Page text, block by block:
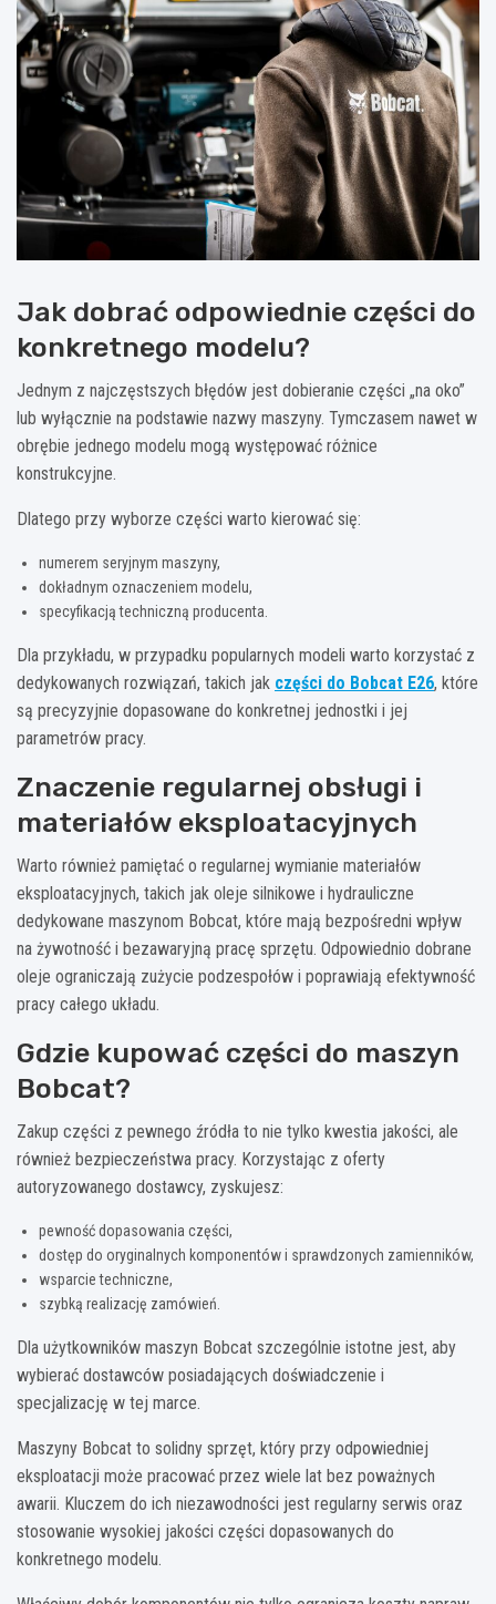
Jak dobrać odpowiednie części do
konkretnego modelu?
Jednym z najczęstszych błędów jest dobieranie części „na oko”
lub wyłącznie na podstawie nazwy maszyny. Tymczasem nawet w
obrębie jednego modelu mogą występować różnice
konstrukcyjne.
Dlatego przy wyborze części warto kierować się:
numerem seryjnym maszyny,
dokładnym oznaczeniem modelu,
specyfikacją techniczną producenta.
Dla przykładu, w przypadku popularnych modeli warto korzystać z
dedykowanych rozwiązań, takich jak części do Bobcat E26, które
są precyzyjnie dopasowane do konkretnej jednostki i jej
parametrów pracy.
Znaczenie regularnej obsługi i
materiałów eksploatacyjnych
Warto również pamiętać o regularnej wymianie materiałów
eksploatacyjnych, takich jak oleje silnikowe i hydrauliczne
dedykowane maszynom Bobcat, które mają bezpośredni wpływ
na żywotność i bezawaryjną pracę sprzętu. Odpowiednio dobrane
oleje ograniczają zużycie podzespołów i poprawiają efektywność
pracy całego układu.
Gdzie kupować części do maszyn
Bobcat?
Zakup części z pewnego źródła to nie tylko kwestia jakości, ale
również bezpieczeństwa pracy. Korzystając z oferty
autoryzowanego dostawcy, zyskujesz:
pewność dopasowania części,
dostęp do oryginalnych komponentów i sprawdzonych zamienników,
wsparcie techniczne,
szybką realizację zamówień.
Dla użytkowników maszyn Bobcat szczególnie istotne jest, aby
wybierać dostawców posiadających doświadczenie i
specjalizację w tej marce.
Maszyny Bobcat to solidny sprzęt, który przy odpowiedniej
eksploatacji może pracować przez wiele lat bez poważnych
awarii. Kluczem do ich niezawodności jest regularny serwis oraz
stosowanie wysokiej jakości części dopasowanych do
konkretnego modelu.